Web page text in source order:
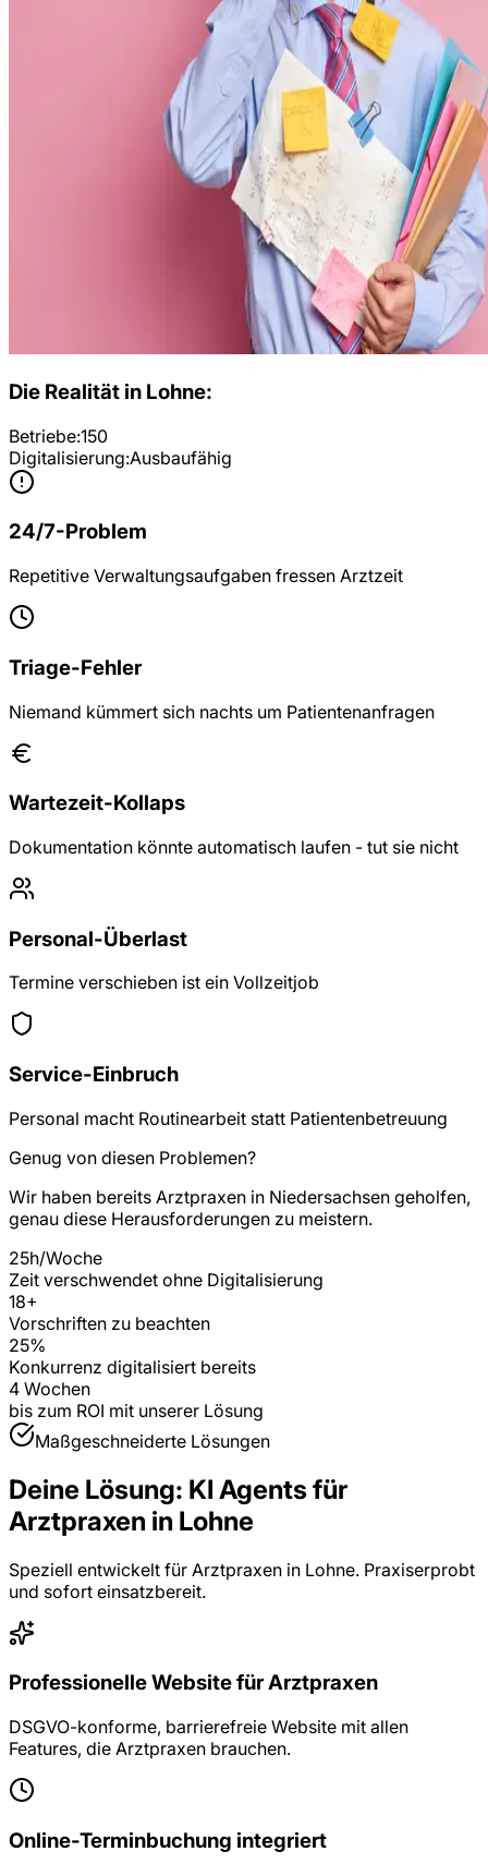
Die Realität in Lohne:
Betriebe:150
Digitalisierung:Ausbaufähig
24/7-Problem
Repetitive Verwaltungsaufgaben fressen Arztzeit
Triage-Fehler
Niemand kümmert sich nachts um Patientenanfragen
Wartezeit-Kollaps
Dokumentation könnte automatisch laufen - tut sie nicht
Personal-Überlast
Termine verschieben ist ein Vollzeitjob
Service-Einbruch
Personal macht Routinearbeit statt Patientenbetreuung
Genug von diesen Problemen?
Wir haben bereits Arztpraxen in Niedersachsen geholfen,
genau diese Herausforderungen zu meistern.
25h/Woche
Zeit verschwendet ohne Digitalisierung
18+
Vorschriften zu beachten
25%
Konkurrenz digitalisiert bereits
4 Wochen
bis zum ROI mit unserer Lösung
Maßgeschneiderte Lösungen
Deine Lösung: KI Agentsfür
Arztpraxen in Lohne
Speziell entwickelt für Arztpraxen in Lohne. Praxiserprobt
und sofort einsatzbereit.
Professionelle Website für Arztpraxen
DSGVO-konforme, barrierefreie Website mit allen
Features, die Arztpraxen brauchen.
Online-Terminbuchung integriert